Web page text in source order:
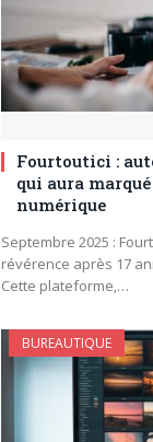
Fourtoutici :
qui aura
numérique
Septembre 2025 :
révérence après 17
Cette plateforme,…
BUREAUTIQUE